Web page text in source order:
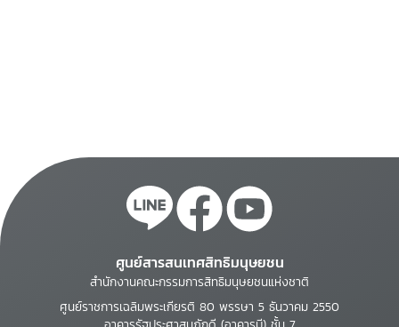
ศูนย์สารสนเทศสิทธิมนุษยชน
สำนักงานคณะกรรมการสิทธิมนุษยชนแห่งชาติ
ศูนย์ราชการเฉลิมพระเกียรติ 80 พรรษา 5 ธันวาคม 2550